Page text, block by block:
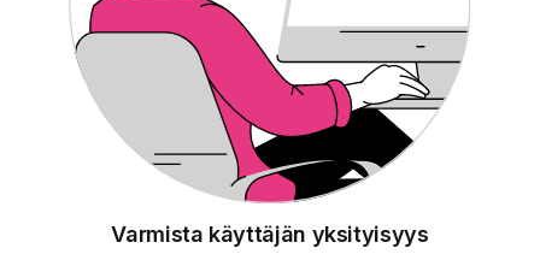
Varmista käyttäjän yksityisyys